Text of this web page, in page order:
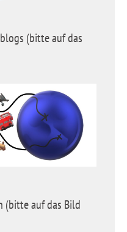
(bitte auf das
(bitte auf das Bild